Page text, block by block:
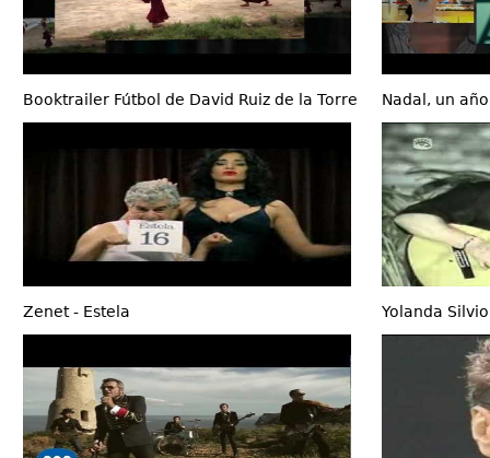
Booktrailer Fútbol de David Ruiz de la Torre Nadal, un
Zenet - Estela Yolanda